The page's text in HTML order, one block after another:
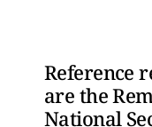
Reference
are the
National